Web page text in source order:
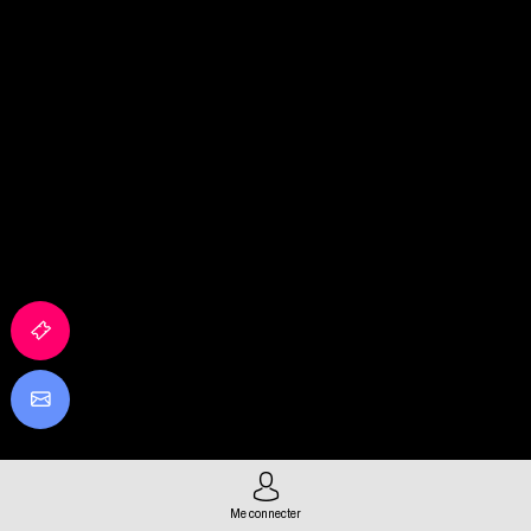
Me connecter